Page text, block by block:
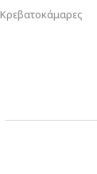
Κρεβατοκάμαρες